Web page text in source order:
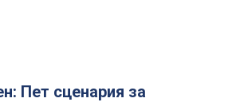
Пет сценария за